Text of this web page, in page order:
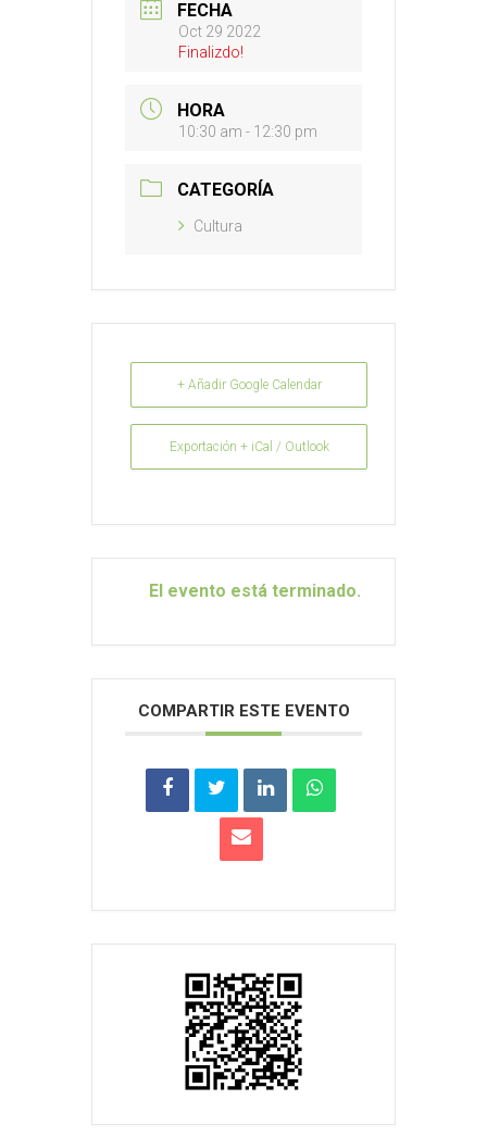
FECHA
Oct 29 2022
Finalizdo!
HORA
10:30 am - 12:30 pm
CATEGORÍA
Cultura
+ Añadir Google Calendar
Exportación + iCal / Outlook
El evento está terminado.
COMPARTIR ESTE EVENTO